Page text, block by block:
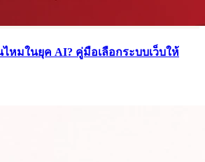
ไหมในยุค AI? คู่มือเลือกระบบเว็บให้